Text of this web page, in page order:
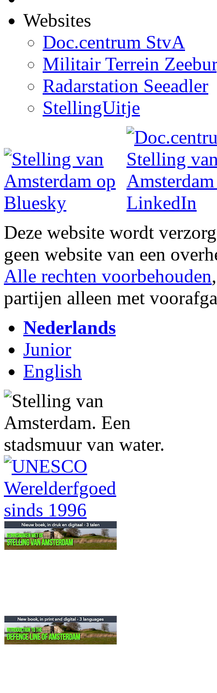
Websites
Doc.centrum StvA
Militair Terrein
Radarstation Seeadler
StellingUitje
Deze website wordt
geen website van een
Alle rechten voorbehouden
partijen alleen met
Nederlands
Junior
English